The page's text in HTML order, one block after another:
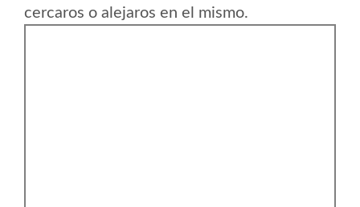
cercaros o alejaros en el mismo.